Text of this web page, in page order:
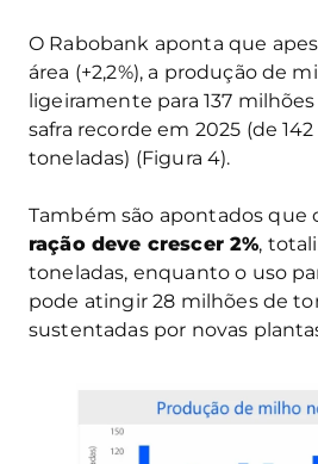
O Rabobank aponta que
área (+2,2%), a produção de
ligeiramente para 137
safra recorde em 2025 (de
toneladas) (Figura 4).
Também são apontados que
ração deve crescer 2%,
toneladas, enquanto o uso
pode atingir 28 milhões de
sustentadas por novas